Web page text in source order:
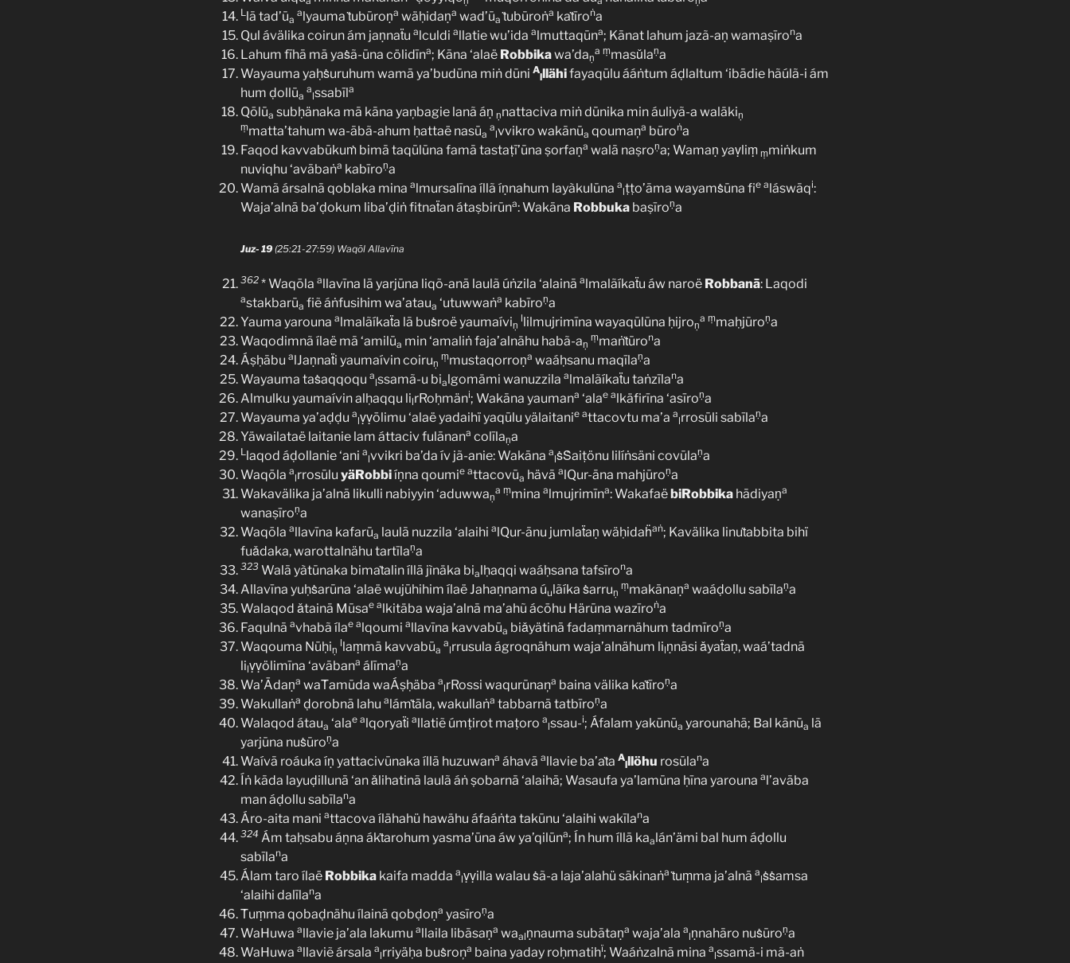
Llā tad’ūa
alyauma ṫubūroṇa wäḥidaṇa wad’ūaṫubūroṅa kaṫīroṅa
Qul ávälika coirun ám jaṇnaẗu alculdi allatie wu’ida almuttaqūna; Kānat lahum jazã-aṇ wamaṣīrona
Lahum fīhā mā yaṡã-ūna cölidīna; Kāna ‘alaë Robbikawa’daṇ
a ṃmasǔlaṇa
Wayauma yaḥṡuruhum wamā ya’budūna miṅ dūni A
lllähifayaqūlu ááṅtum áḍlaltum ‘ibādie hãúlã-i ám
hum ḍollūa
a
lssabīla
Qōlūa subḥänaka mā kāna yaņbagie lanã áṇ ṇnattaciva miṅ dūnika min áuliyã-a waläkiṇ
ṃmatta’tahum wa-ābã-ahum ḥattaë nasūa
a
lvvikro wakānūa qoumaņa būroṅa
Faqod kavvabūkuṁ bimā taqūlūna famā tastaṭī’ūna ṣorfaṇa walā naṣroṇa; Wamaṇ yaṿliṃ ṃmiṅkum
nuviqhu ‘avābaṅa kabīroṇa
Wamã ársalnā qoblaka mina almursalīna íllã íṇnahum layàkulūna a
lṭṭo’āma wayamṡūna fie aláswāqi:
Waja’alnā ba’ḍokum liba’ḍiṅ fitnaẗan átaṣbirūna: Wakāna Robbuka baṣīroṇa
Juz- 19 (25:21-27:59) Waqōl Allavīna
362 * Waqōla allavīna lā yarjūna liqõ-anā laulã úṅzila ‘alainā almalãíkaẗu áw naroë Robbanā: Laqodi
astakbarūa fiẽ áṅfusihim wa’ataua ‘utuwwaṅa kabīroṇa
Yauma yarouna almalãíkaẗa lā buṡroë yaumaíviṇ
llilmujrimīna wayaqūlūna ḥijroṇ
a ṃmaḥjūroṇa
Waqodimnã ílaë mā ‘amilūa min ‘amaliṅ faja’alnähu habã-aṇ
ṃmaṅṫūrona
Áṣḥābu alJaṇnaẗi yaumaívin coiruṇ
ṃmustaqorroṇa waáḥsanu maqīlaṇa
Wayauma taṡaqqoqu a
lssamã-u bialgomämi wanuzzila almalãíkaẗu taṅzīlana
Almulku yaumaívin alḥaqqu lilrRoḥmäni; Wakāna yaumana ‘alae alkäfirīna ‘asīroṇa
Wayauma ya’aḍḍu a
lṿṿōlimu ‘alaë yadaihï yaqūlu yälaitanie attacovtu ma’a a
lrrosūli sabīlaṇa
Yäwailataë laitanie lam áttaciv fulānana colīlaṇa
Llaqod áḍollanie ‘ani a
lvvikri ba’da ív jã-anie: Wakāna a
lṡṠaiṭönu lilíṅsäni covūlaṇa
Waqōla a
lrrosūlu yäRobbiíṇna qoumie attacovūa hävā alQur-āna mahjūroṇa
Wakavälika ja’alnā likulli nabiyyin ‘aduwwaṇ
a ṃmina almujrimīna: Wakafaë biRobbika hādiyaṇa
wanaṣīroṇa
Waqōla allavīna kafarūa laulā nuzzila ‘alaihi alQur-ānu jumlaẗaṇ wäḥidaḧaṅ; Kavälika linuṫabbita bihï
fuǎdaka, warottalnähu tartīlaṇa
323 Walā yàtūnaka bimaṫalin íllā jìnäka bialḥaqqi waáḥsana tafsīrona
Allavīna yuḥṡarūna ‘alaë wujūhihim ílaë Jahaṇnama úulãíka ṡarruṇ
ṃmakānaṇa waáḍollu sabīlaṇa
Walaqod ǎtainā Mūsae alkitäba waja’alnā ma’ahũ ácōhu Härūna wazīroṅa
Faqulnā avhabã ílae alqoumi allavīna kavvabūa biǎyätinā fadaṃmarnähum tadmīroṇa
Waqouma Nūḥiṇ
llaṃmā kavvabūa
a
lrrusula ágroqnähum waja’alnähum lilṇnāsi ǎyaẗaṇ, waá’tadnā
lilṿṿölimīna ‘avābana álīmaṇa
Wa’Ādaṇa waṪamūda waÁṣḥäba a
lrRossi waqurūnaņa baina välika kaṫīroṇa
Wakullaṅa ḍorobnā lahu alámṫāla, wakullaṅa tabbarnā tatbīroṇa
Walaqod átaua ‘alae alqoryaẗi allatiẽ úmṭirot maṭoro a
lssau-i; Áfalam yakūnūa yarounahā; Bal kānūa lā
yarjūna nuṡūroṇa
Waívā roáuka íṇ yattacivūnaka íllā huzuwana áhavā allavie ba’aṫa A
lllöhu rosūlana
Íṅ kāda layuḍillunā ‘an ǎlihatinā laulã áṅ ṣobarnā ‘alaihā; Wasaufa ya’lamūna ḥīna yarouna al’avāba
man áḍollu sabīlana
Áro-aita mani attacova ílähahü hawähu áfaáṅta takūnu ‘alaihi wakīlana
324 Ám taḥsabu áṇna ákṫarohum yasma’ūna áw ya’qilūna; Ín hum íllā kaalán’ämi bal hum áḍollu
sabīlana
Álam taro ílaë Robbika kaifa madda a
lṿṿilla walau ṡã-a laja’alahü sākinaṅaṫuṃma ja’alnā a
lṡṡamsa
‘alaihi dalīlana
Ṫuṃma qobaḍnähu ílainā qobḍoṇa yasīroṇa
WaHuwa allavie ja’ala lakumu allaila libāsaṇa waalṇnauma subātaṇa waja’ala a
lṇnahāro nuṡūroṇa
WaHuwa allaviẽ ársala a
lrriyäḥa buṡroņa baina yaday roḥmatihï; Waáṅzalnā mina a
lssamã-i mã-aṅ